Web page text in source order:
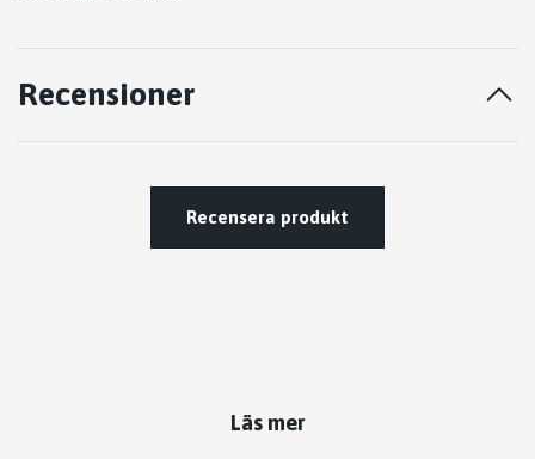
Recensioner
Recensera produkt
Läs mer